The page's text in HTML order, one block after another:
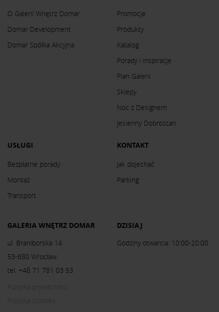
O Galerii Wnętrz Domar
Domar Development
Domar Spółka Akcyjna
Promocje
Produkty
Katalog
Porady i inspiracje
Plan Galerii
Sklepy
Noc z Designem
Jesienny Dobrostan
USŁUGI
Bezpłatne porady
Montaż
Transport
KONTAKT
Jak dojechać
Parking
GALERIA WNĘTRZ DOMAR
ul. Braniborska 14
53-680 Wrocław
tel. +48 71 781 03 53
DZISIAJ
Godziny otwarcia: 10:00-20:00